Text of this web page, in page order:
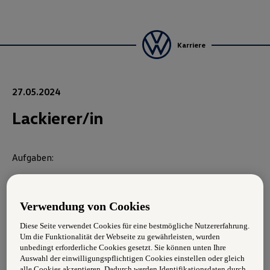
Karriere
27.05.2024
Lackierer/in
Aufgaben:
Selbstständiges Ausführen von Lackieraufträgen
Eigenverantwortliche Vor- & Nachbereitung von
Fahrzeugteilen und Fahrzeugen
Verwendung von Cookies
Diese Seite verwendet Cookies für eine bestmögliche Nutzererfahrung.
Um die Funktionalität der Webseite zu gewährleisten, wurden
unbedingt erforderliche Cookies gesetzt. Sie können unten Ihre
Auswahl der einwilligungspflichtigen Cookies einstellen oder gleich